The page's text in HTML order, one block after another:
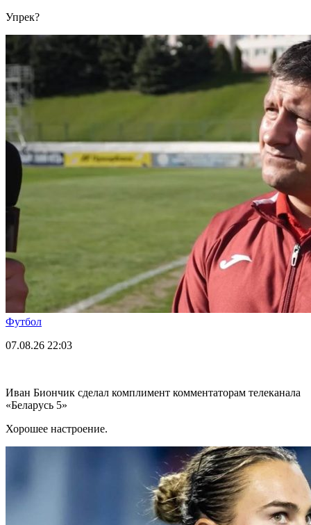
Упрек?
Футбол
07.08.26 22:03
Иван Биончик сделал комплимент комментаторам телеканала
«Беларусь 5»
Хорошее настроение.